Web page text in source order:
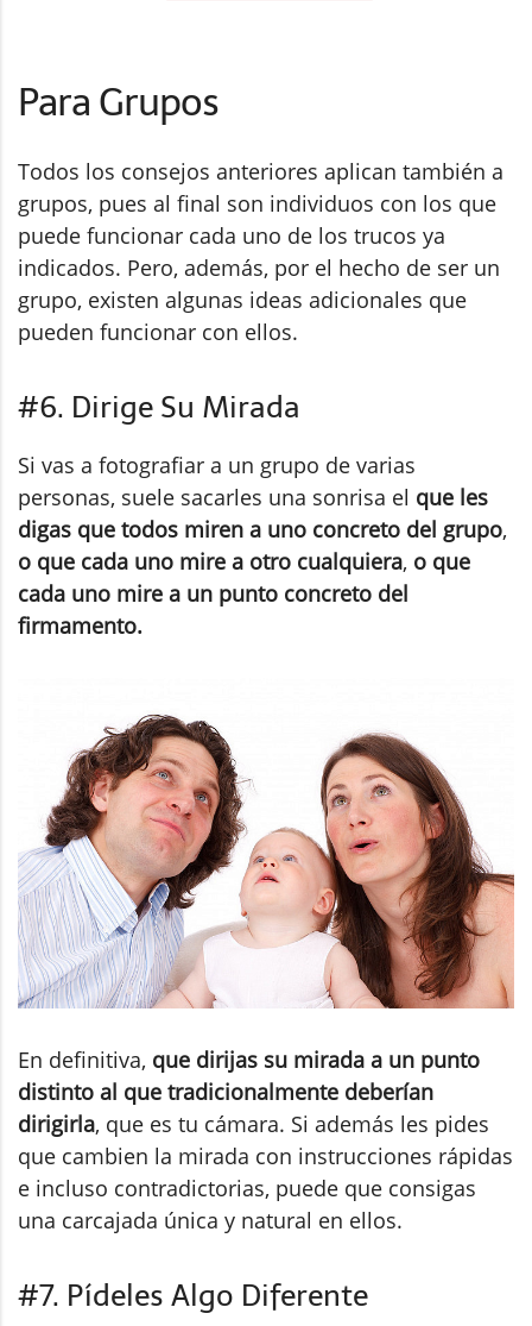
Para Grupos
Todos los consejos anteriores aplican también a
grupos, pues al final son individuos con los que
puede funcionar cada uno de los trucos ya
indicados. Pero, además, por el hecho de ser un
grupo, existen algunas ideas adicionales que
pueden funcionar con ellos.
#6. Dirige Su Mirada
Si vas a fotografiar a un grupo de varias
personas, suele sacarles una sonrisa el que les
digas que todos miren a uno concreto del grupo,
o que cada uno mire a otro cualquiera, o que
cada uno mire a un punto concreto del
firmamento.
En definitiva, que dirijas su mirada a un punto
distinto al que tradicionalmente deberían
dirigirla, que es tu cámara. Si además les pides
que cambien la mirada con instrucciones rápidas
e incluso contradictorias, puede que consigas
una carcajada única y natural en ellos.
#7. Pídeles Algo Diferente